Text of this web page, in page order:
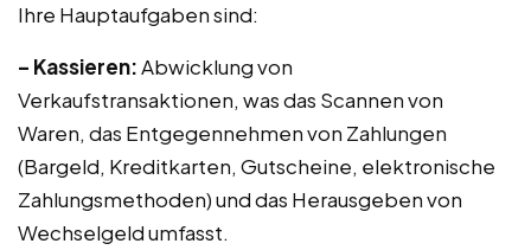
Ihre Hauptaufgaben sind:
– Kassieren:Abwicklung von
Verkaufstransaktionen, was das Scannen von
Waren, das Entgegennehmen von Zahlungen
(Bargeld, Kreditkarten, Gutscheine, elektronische
Zahlungsmethoden) und das Herausgeben von
Wechselgeld umfasst.